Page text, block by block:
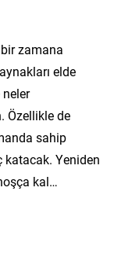
zamana
elde
Özellikle de
sahip
katacak. Yeniden
kal…